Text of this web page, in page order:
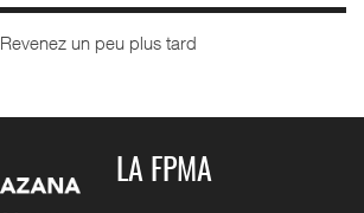
Revenez un peu plus tard
LA FPMA